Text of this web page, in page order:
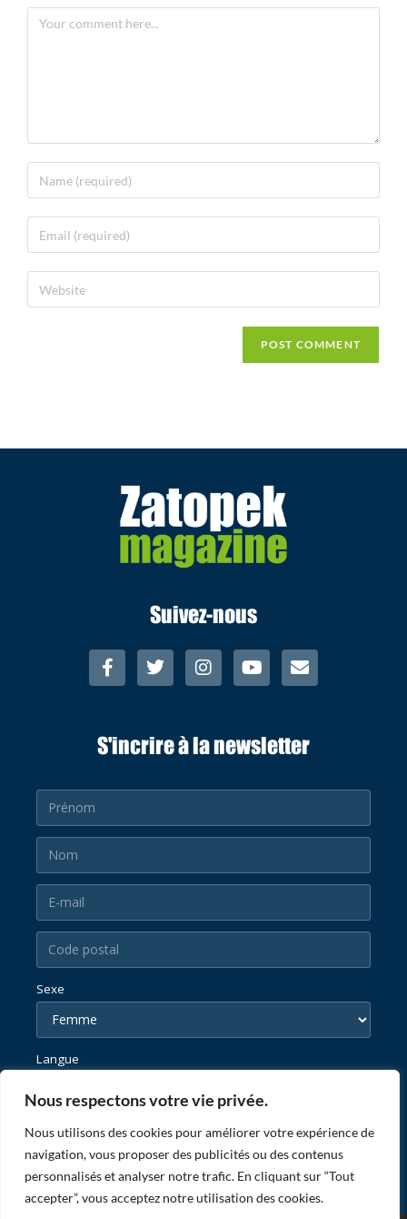
Nous respectons votre vie privée.
Nous utilisons des cookies pour améliorer votre expérience de
navigation, vous proposer des publicités ou des contenus
personnalisés et analyser notre trafic. En cliquant sur “Tout
accepter”, vous acceptez notre utilisation des cookies.
Suivez-nous
S'incrire à la newsletter
Sexe
Langue